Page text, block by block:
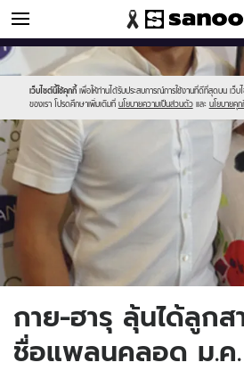
ข่าวบันเทิง
เว็บไซต์นี้ใช้คุกกี้ เพื่อให้ท่านได้รับประสบการณ์การใช้งานที่ดีที่สุดบน เว็บ
ของเรา โปรดศึกษาเพิ่มเติมที่ นโยบายความเป็นส่วนตัว และ นโยบายคุก
//s.isanook.com/sr/0/images/logo-
new-
sanook.png
//s.isanook.com/ns/0/ud/373/1865466/
01.jpg
กาย-ฮารุ ลุ้นได้ลูก
ชื่อแพลนคลอด ม.ค.